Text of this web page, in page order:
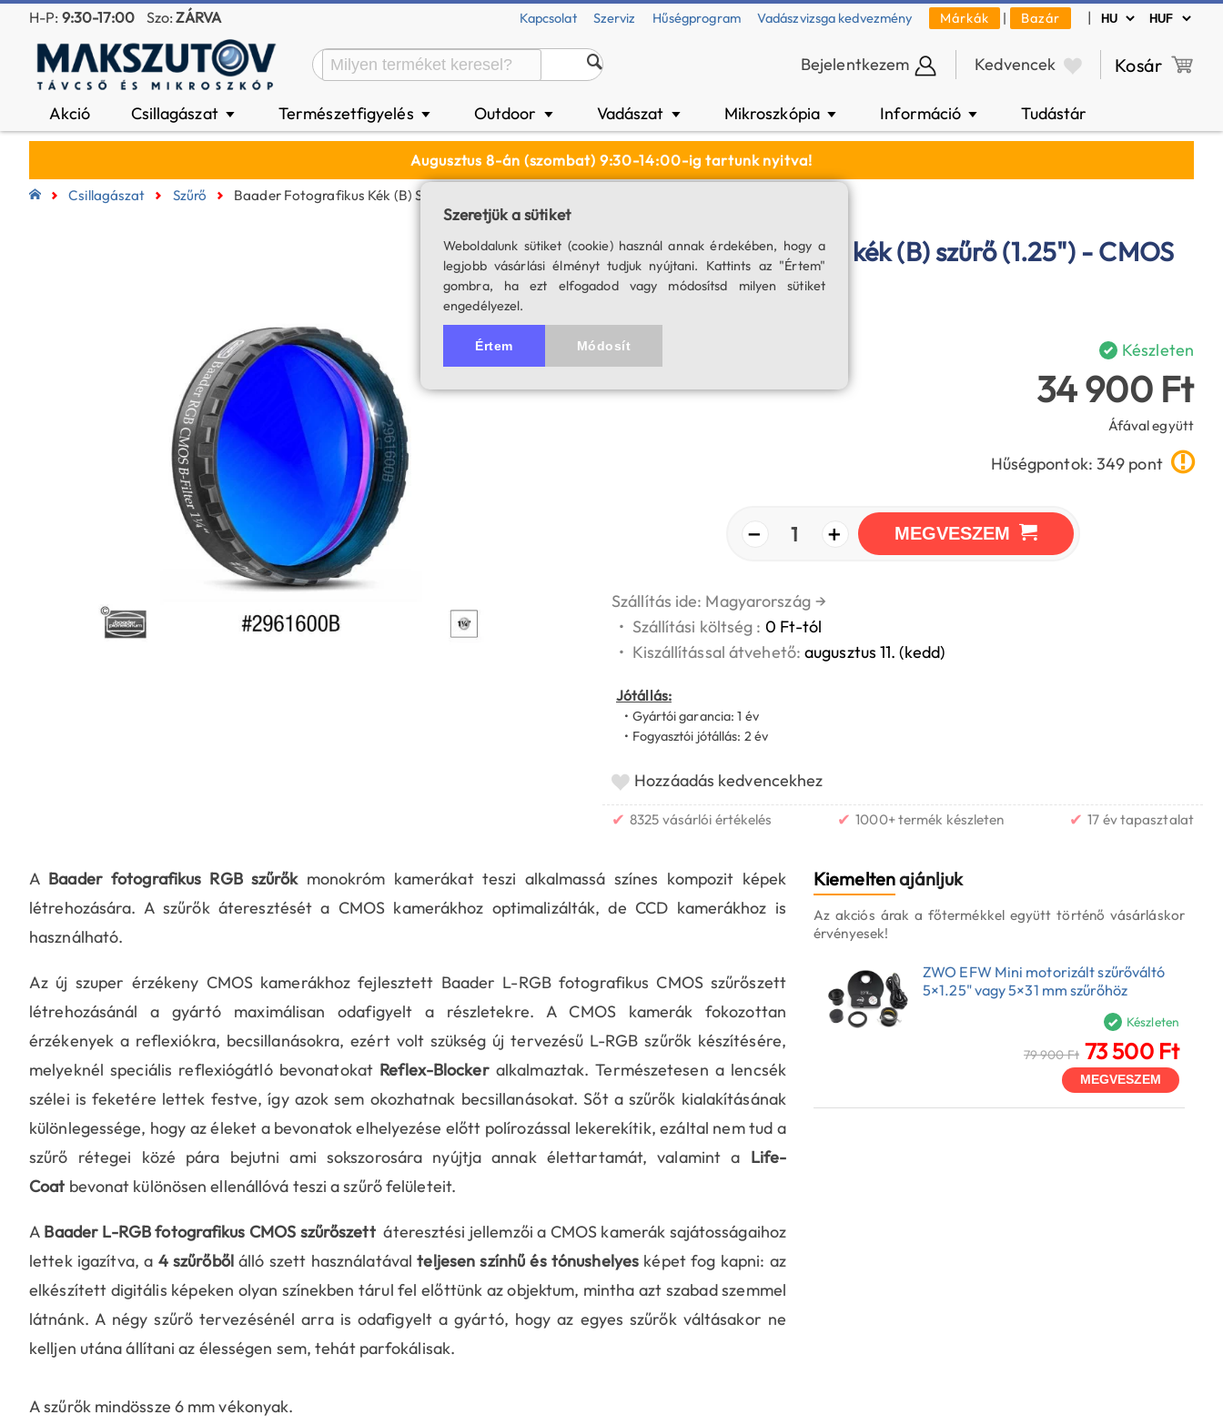
H-P: 9:30-17:00 Szo:ZÁRVA Kapcsolat Szerviz Hűségprogram Vadászvizsga kedvezmény Márkák | Bazár |
Bejelentkezem Kedvencek Kosár
Akció Csillagászat ▼ Természetfigyelés ▼ Outdoor ▼ Vadászat ▼ Mikroszkópia ▼ Információ ▼ Tudástár
Augusztus 8-án (szombat) 9:30-14:00-ig tartunk nyitva!
Csillagászat Szűrő Baader Fotografikus Kék (B) Szűrő (1.25") - CMOS Optimalizált
Baader fotografikus kék (B) szűrő (1.25") - CMOS
optimalizált
Készleten
34 900 Ft
Áfával együtt
Hűségpontok: 349 pont
− 1 + MEGVESZEM
Szállítás ide: Magyarország →
• Szállítási költség : 0 Ft-tól
• Kiszállítással átvehető:augusztus 11. (kedd)
Jótállás:
• Gyártói garancia: 1 év
• Fogyasztói jótállás: 2 év
Hozzáadás kedvencekhez
✔ 8325 vásárlói értékelés ✔ 1000+ termék készleten ✔ 17 év tapasztalat
A Baader fotografikus RGB szűrők monokróm kamerákat teszi alkalmassá színes kompozit képek
létrehozására. A szűrők áteresztését a CMOS kamerákhoz optimalizálták, de CCD kamerákhoz is
használható.
Az új szuper érzékeny CMOS kamerákhoz fejlesztett Baader L-RGB fotografikus CMOS szűrőszett
létrehozásánál a gyártó maximálisan odafigyelt a részletekre. A CMOS kamerák fokozottan
érzékenyek a reflexiókra, becsillanásokra, ezért volt szükség új tervezésű L-RGB szűrők készítésére,
melyeknél speciális reflexiógátló bevonatokat Reflex-Blockeralkalmaztak. Természetesen a lencsék
szélei is feketére lettek festve, így azok sem okozhatnak becsillanásokat. Sőt a szűrők kialakításának
különlegessége, hogy az éleket a bevonatok elhelyezése előtt polírozással lekerekítik, ezáltal nem tud a
szűrő rétegei közé pára bejutni ami sokszorosára nyújtja annak élettartamát, valamint a Life-
Coat bevonat különösen ellenállóvá teszi a szűrő felületeit.
A Baader L-RGB fotografikus CMOS szűrőszett áteresztési jellemzői a CMOS kamerák sajátosságaihoz
lettek igazítva, a 4 szűrőbőlálló szett használatávalteljesen színhű és tónushelyes képet fog kapni: az
elkészített digitális képeken olyan színekben tárul fel előttünk az objektum, mintha azt szabad szemmel
látnánk. A négy szűrő tervezésénél arra is odafigyelt a gyártó, hogy az egyes szűrők váltásakor ne
kelljen utána állítani az élességen sem, tehát parfokálisak.
A szűrők mindössze 6 mm vékonyak.
Kiemeltenajánljuk
Az akciós árak a főtermékkel együtt történő vásárláskor
érvényesek!
ZWO EFW Mini motorizált szűrőváltó
5×1.25" vagy 5×31 mm szűrőhöz
Készleten
79 900 Ft 73 500 Ft
MEGVESZEM
Szeretjük a sütiket
Weboldalunk sütiket (cookie) használ annak érdekében, hogy a
legjobb vásárlási élményt tudjuk nyújtani. Kattints az "Értem"
gombra, ha ezt elfogadod vagy módosítsd milyen sütiket
engedélyezel.
Értem Módosít